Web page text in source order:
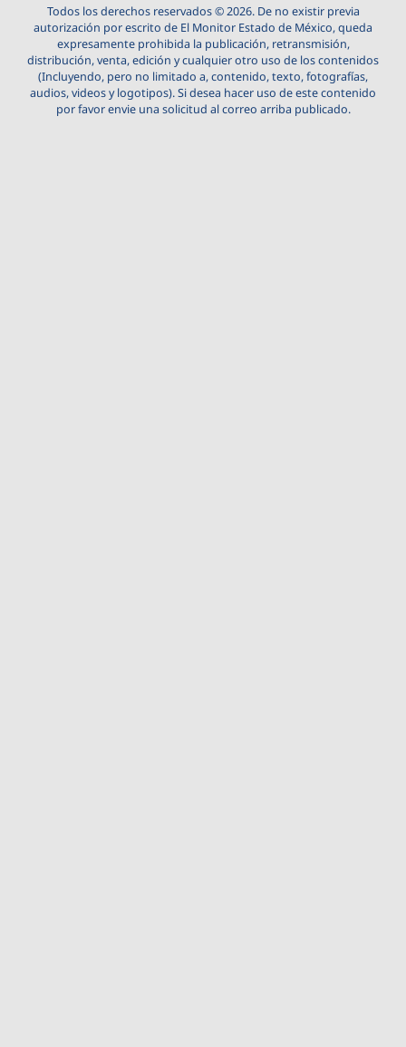
Todos los derechos reservados © 2026. De no existir previa
autorización por escrito de El Monitor Estado de México, queda
expresamente prohibida la publicación, retransmisión,
distribución, venta, edición y cualquier otro uso de los contenidos
(Incluyendo, pero no limitado a, contenido, texto, fotografías,
audios, videos y logotipos). Si desea hacer uso de este contenido
por favor envie una solicitud al correo arriba publicado.